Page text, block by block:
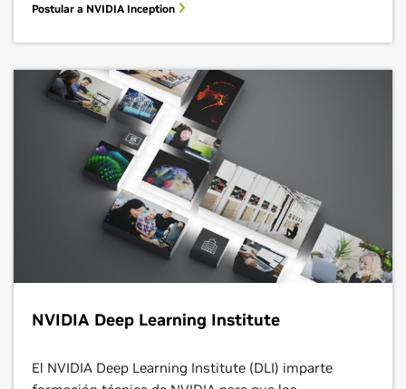
Postular a NVIDIA Inception
NVIDIA Deep Learning Institute
El NVIDIA Deep Learning Institute (DLI) imparte